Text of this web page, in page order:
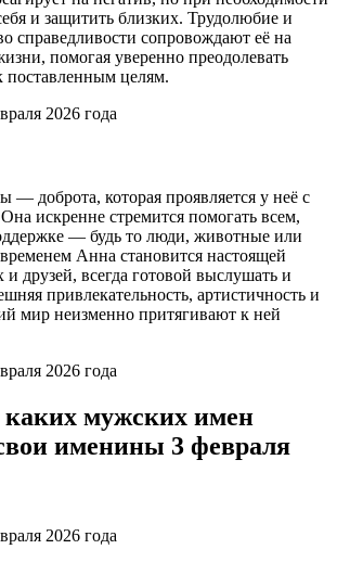
и защитить близких. Трудолюбие и
справедливости сопровождают её на
помогая уверенно преодолевать
поставленным целям.
— доброта, которая проявляется у неё с
искренне стремится помогать всем,
— будь то люди, животные или
Анна становится настоящей
друзей, всегда готовой выслушать и
привлекательность, артистичность и
мир неизменно притягивают к ней
каких мужских имен
именины 3 февраля